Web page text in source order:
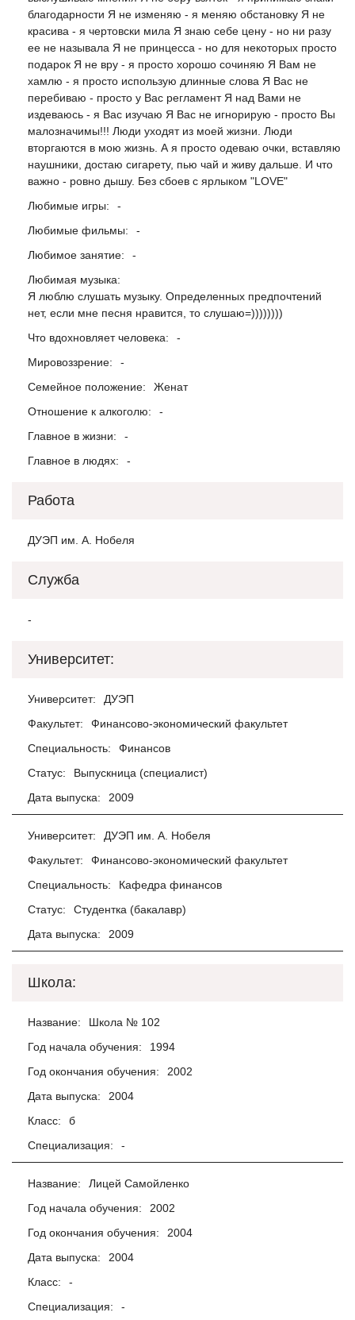
благодарности Я не изменяю - я меняю обстановку Я не
красива - я чертовски мила Я знаю себе цену - но ни разу
ее не называла Я не принцесса - но для некоторых просто
подарок Я не вру - я просто хорошо сочиняю Я Вам не
хамлю - я просто использую длинные слова Я Вас не
перебиваю - просто у Вас регламент Я над Вами не
издеваюсь - я Вас изучаю Я Вас не игнорирую - просто Вы
малозначимы!!! Люди уходят из моей жизни. Люди
вторгаются в мою жизнь. А я просто одеваю очки, вставляю
наушники, достаю сигарету, пью чай и живу дальше. И что
важно - ровно дышу. Без сбоев с ярлыком "LOVE"
Любимые игры:
-
Любимые фильмы:
-
Любимое занятие:
-
Любимая музыка:
Я люблю слушать музыку. Определенных предпочтений
нет, если мне песня нравится, то слушаю=))))))))
Что вдохновляет человека:
-
Мировоззрение:
-
Семейное положение:
Женат
Отношение к алкоголю:
-
Главное в жизни:
-
Главное в людях:
-
Работа
ДУЭП им. А. Нобеля
Служба
-
Университет:
Университет:
ДУЭП
Факультет:
Финансово-экономический факультет
Специальность:
Финансов
Статус:
Выпускница (специалист)
Дата выпуска:
2009
Университет:
ДУЭП им. А. Нобеля
Факультет:
Финансово-экономический факультет
Специальность:
Кафедра финансов
Статус:
Студентка (бакалавр)
Дата выпуска:
2009
Школа:
Название:
Школа № 102
Год начала обучения:
1994
Год окончания обучения:
2002
Дата выпуска:
2004
Класс:
б
Специализация:
-
Название:
Лицей Самойленко
Год начала обучения:
2002
Год окончания обучения:
2004
Дата выпуска:
2004
Класс:
-
Специализация:
-